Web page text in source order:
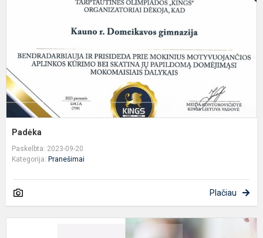
Padėka
Paskelbta: 2023-09-20
Kategorija: Pranešimai
Plačiau